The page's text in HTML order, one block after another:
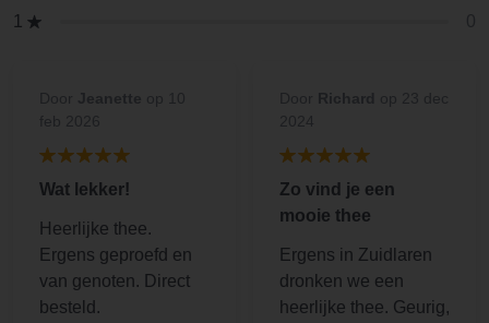
1
Wat lekker!
Heerlijke thee.
Ergens geproefd en
van genoten. Direct
besteld.
Zo vind je een
mooie thee
Ergens in Zuidlaren
dronken we een
heerlijke thee. Geurig,